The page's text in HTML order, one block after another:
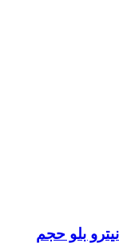
بلو حجم